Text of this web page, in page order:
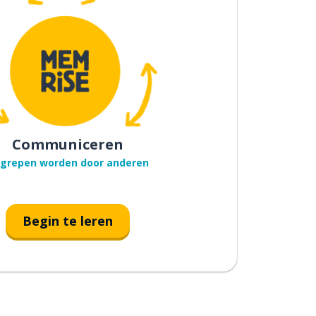
Communiceren
worden door anderen
Begin te leren